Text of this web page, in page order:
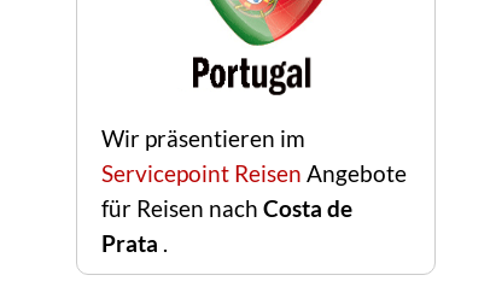
Wir präsentieren im
Servicepoint Reisen Angebote
für Reisen nach Costa de
Prata .